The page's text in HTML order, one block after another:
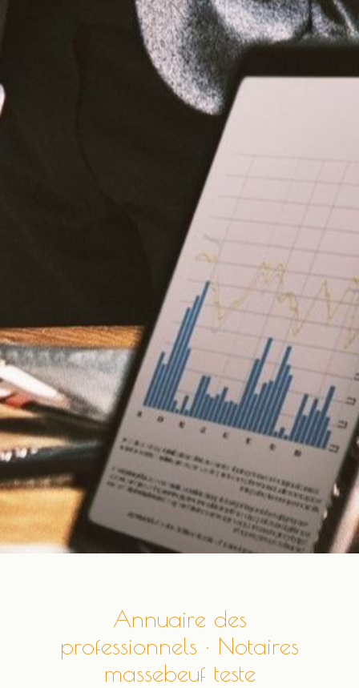
Annuaire des
professionnels · Notaires
massebeuf teste